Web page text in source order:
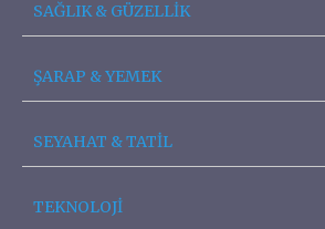
SAĞLIK & GÜZELLİK
ŞARAP & YEMEK
SEYAHAT & TATİL
TEKNOLOJİ